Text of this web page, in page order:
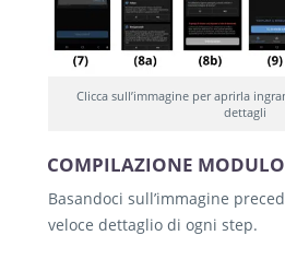
Clicca sull’immagine per aprirla
dettagli
COMPILAZIONE MODULO
Basandoci sull’immagine
veloce dettaglio di ogni step.